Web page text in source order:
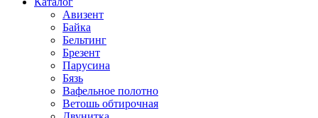
Авизент
Байка
Бельтинг
Брезент
Парусина
Бязь
Вафельное полотно
Ветошь обтирочная